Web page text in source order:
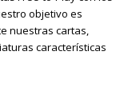
objetivo es
nuestras cartas,
características